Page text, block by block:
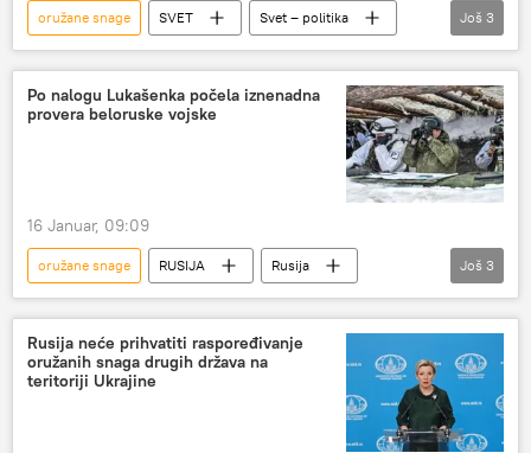
oružane snage SVET
Svet – politika
Belorusija
Aleksandar Lukašenko
borbena gotovost
Još 3
Po nalogu Lukašenka počela iznenadna
provera beloruske vojske
16 Januar, 09:09
oružane snage RUSIJA
Rusija
Belorusija
Aleksandar Lukašenko
provera
Još 3
Rusija neće prihvatiti raspoređivanje
oružanih snaga drugih država na
teritoriji Ukrajine